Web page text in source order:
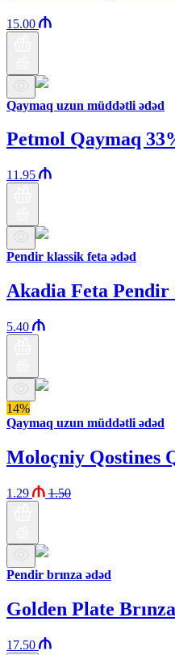
15.00
Qaymaq uzun müddətli ədəd
Petmol Qaymaq
11.95
Pendir klassik feta ədəd
Akadia Feta Pendir
5.40
14%
Qaymaq uzun müddətli ədəd
Moloçniy Qostines
1.29 1.50
Pendir brınza ədəd
Golden Plate
17.50